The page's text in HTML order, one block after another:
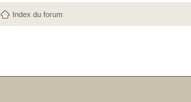
Index du forum